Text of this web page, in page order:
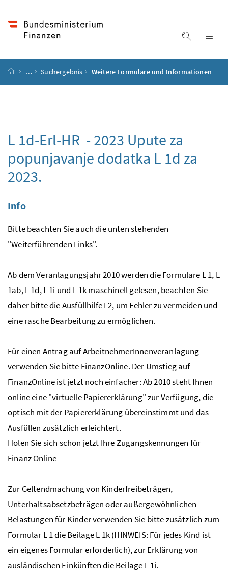
Suche
Startseite
… Suchergebnis Weitere Formulare und Informationen
L 1d-Erl-HR - 2023 Upute za
popunjavanje dodatka L 1d za
2023.
Info
Bitte beachten Sie auch die unten stehenden
"Weiterführenden Links".
Ab dem Veranlagungsjahr 2010 werden die Formulare L 1, L
1ab, L 1d, L 1i und L 1k maschinell gelesen, beachten Sie
daher bitte die Ausfüllhilfe L2, um Fehler zu vermeiden und
eine rasche Bearbeitung zu ermöglichen.
Für einen Antrag auf ArbeitnehmerInnenveranlagung
verwenden Sie bitte FinanzOnline. Der Umstieg auf
FinanzOnline ist jetzt noch einfacher: Ab 2010 steht Ihnen
online eine "virtuelle Papiererklärung" zur Verfügung, die
optisch mit der Papiererklärung übereinstimmt und das
Ausfüllen zusätzlich erleichtert.
Holen Sie sich schon jetzt Ihre Zugangskennungen für
Finanz Online
Zur Geltendmachung von Kinderfreibeträgen,
Unterhaltsabsetzbeträgen oder außergewöhnlichen
Belastungen für Kinder verwenden Sie bitte zusätzlich zum
Formular L 1 die Beilage L 1k (HINWEIS: Für jedes Kind ist
ein eigenes Formular erforderlich), zur Erklärung von
ausländischen Einkünften die Beilage L 1i.